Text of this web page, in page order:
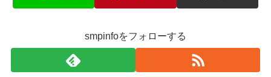
smpinfoをフォローする